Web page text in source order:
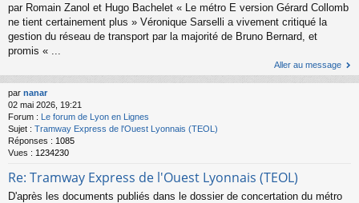
par Romain Zanol et Hugo Bachelet « Le métro E version Gérard Collomb
ne tient certainement plus » Véronique Sarselli a vivement critiqué la
gestion du réseau de transport par la majorité de Bruno Bernard, et
promis « ...
Aller au message
par nanar
02 mai 2026, 19:21
Forum : Le forum de Lyon en Lignes
Sujet : Tramway Express de l'Ouest Lyonnais (TEOL)
Réponses : 1085
Vues : 1234230
Re: Tramway Express de l'Ouest Lyonnais (TEOL)
D'après les documents publiés dans le dossier de concertation du métro